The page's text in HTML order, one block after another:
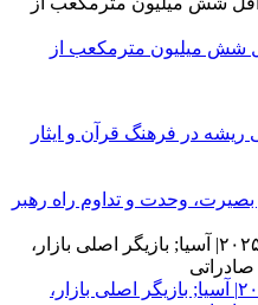
شش میلیون مترمکعب از
ریشه در فرهنگ قرآن و ایثار
وحدت و تداوم راه رهبر
افت تجارت جهانی پنبه در۲۰۲۵| آسیا; بازیگر اصلی بازار،